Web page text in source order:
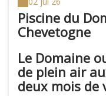
Piscine du
Chevetogne
Le Domaine
de plein air
deux mois de